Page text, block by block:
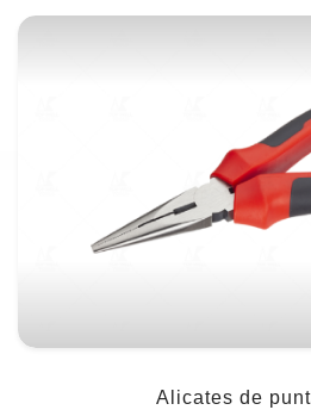
Alicates de